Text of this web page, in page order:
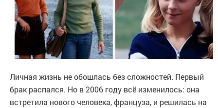
Личная жизнь не обошлась без сложностей. Первый
брак распался. Но в 2006 году всё изменилось: она
встретила нового человека, французa, и решилась на